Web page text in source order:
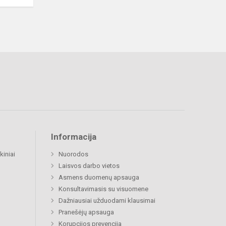
Informacija
Nuorodos
Laisvos darbo vietos
Asmens duomenų apsauga
Konsultavimasis su visuomene
Dažniausiai užduodami klausimai
Pranešėjų apsauga
Korupcijos prevencija